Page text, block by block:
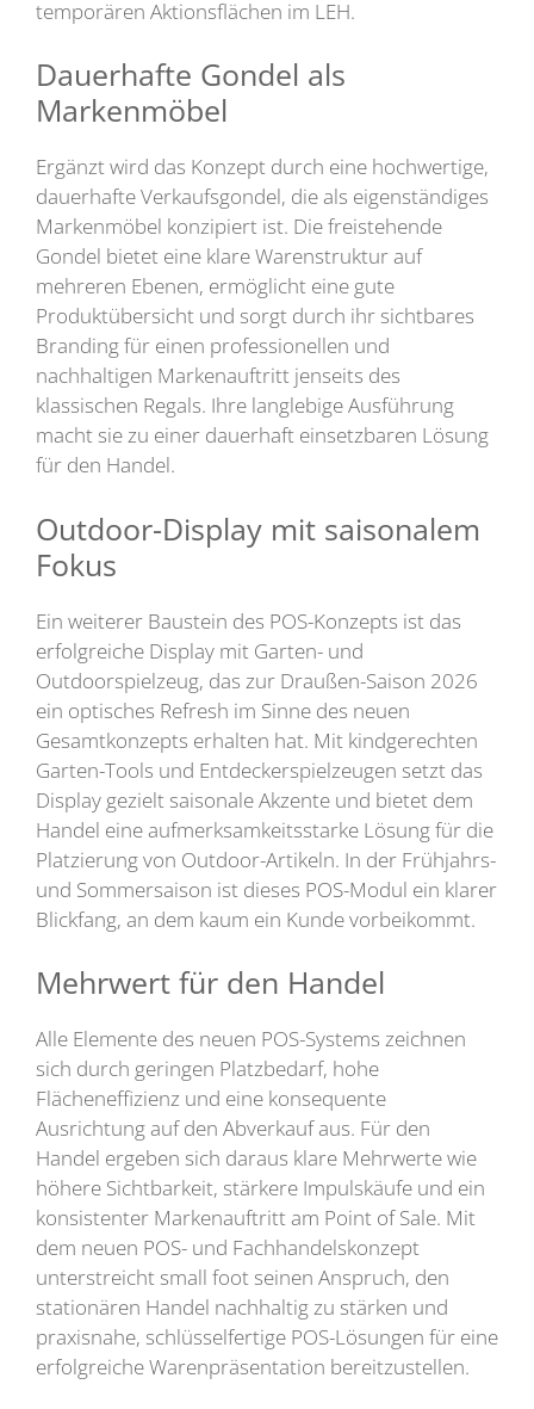
temporären Aktionsflächen im LEH.
Dauerhafte Gondel als
Markenmöbel
Ergänzt wird das Konzept durch eine hochwertige,
dauerhafte Verkaufsgondel, die als eigenständiges
Markenmöbel konzipiert ist. Die freistehende
Gondel bietet eine klare Warenstruktur auf
mehreren Ebenen, ermöglicht eine gute
Produktübersicht und sorgt durch ihr sichtbares
Branding für einen professionellen und
nachhaltigen Markenauftritt jenseits des
klassischen Regals. Ihre langlebige Ausführung
macht sie zu einer dauerhaft einsetzbaren Lösung
für den Handel.
Outdoor-Display mit saisonalem
Fokus
Ein weiterer Baustein des POS-Konzepts ist das
erfolgreiche Display mit Garten- und
Outdoorspielzeug, das zur Draußen-Saison 2026
ein optisches Refresh im Sinne des neuen
Gesamtkonzepts erhalten hat. Mit kindgerechten
Garten-Tools und Entdeckerspielzeugen setzt das
Display gezielt saisonale Akzente und bietet dem
Handel eine aufmerksamkeitsstarke Lösung für die
Platzierung von Outdoor-Artikeln. In der Frühjahrs-
und Sommersaison ist dieses POS-Modul ein klarer
Blickfang, an dem kaum ein Kunde vorbeikommt.
Mehrwert für den Handel
Alle Elemente des neuen POS-Systems zeichnen
sich durch geringen Platzbedarf, hohe
Flächeneffizienz und eine konsequente
Ausrichtung auf den Abverkauf aus. Für den
Handel ergeben sich daraus klare Mehrwerte wie
höhere Sichtbarkeit, stärkere Impulskäufe und ein
konsistenter Markenauftritt am Point of Sale. Mit
dem neuen POS- und Fachhandelskonzept
unterstreicht small foot seinen Anspruch, den
stationären Handel nachhaltig zu stärken und
praxisnahe, schlüsselfertige POS-Lösungen für eine
erfolgreiche Warenpräsentation bereitzustellen.